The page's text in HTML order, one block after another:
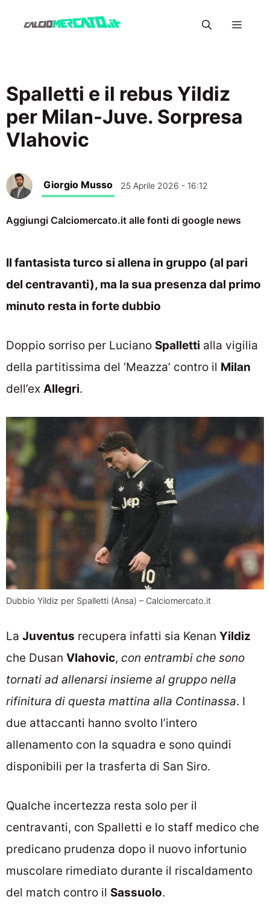
Menu
Spalletti e il rebus Yildiz
per Milan-Juve. Sorpresa
Vlahovic
Giorgio Musso 25 Aprile 2026 - 16:12
Aggiungi Calciomercato.it alle fonti di google news
Il fantasista turco si allena in gruppo (al pari
del centravanti), ma la sua presenza dal primo
minuto resta in forte dubbio
Doppio sorriso per Luciano Spalletti alla vigilia
della partitissima del ‘Meazza’ contro il Milan
dell’ex Allegri.
Dubbio Yildiz per Spalletti (Ansa) – Calciomercato.it
La Juventus recupera infatti sia Kenan Yildiz
che Dusan Vlahovic, con entrambi che sono
tornati ad allenarsi insieme al gruppo nella
rifinitura di questa mattina alla Continassa. I
due attaccanti hanno svolto l’intero
allenamento con la squadra e sono quindi
disponibili per la trasferta di San Siro.
Qualche incertezza resta solo per il
centravanti, con Spalletti e lo staff medico che
predicano prudenza dopo il nuovo infortunio
muscolare rimediato durante il riscaldamento
del match contro il Sassuolo.